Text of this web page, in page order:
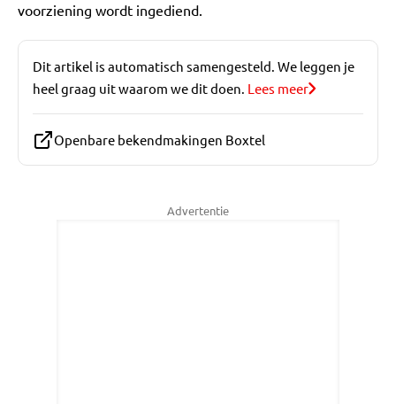
voorziening wordt ingediend.
Dit artikel is automatisch samengesteld. We leggen je
heel graag uit waarom we dit doen. Lees meer
Openbare bekendmakingen Boxtel
Advertentie